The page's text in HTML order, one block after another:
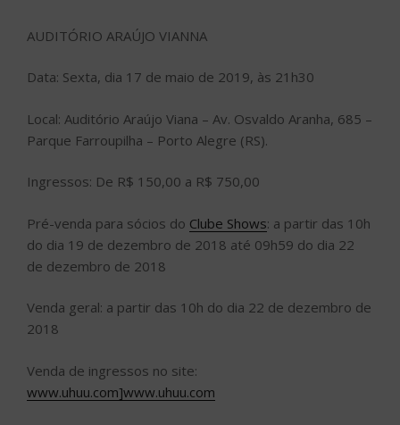
AUDITÓRIO ARAÚJO VIANNA
Data: Sexta, dia 17 de maio de 2019, às 21h30
Local: Auditório Araújo Viana – Av. Osvaldo Aranha, 685 –
Parque Farroupilha – Porto Alegre (RS).
Ingressos: De R$ 150,00 a R$ 750,00
Pré-venda para sócios do Clube Shows: a partir das 10h
do dia 19 de dezembro de 2018 até 09h59 do dia 22
de dezembro de 2018
Venda geral: a partir das 10h do dia 22 de dezembro de
2018
Venda de ingressos no site:
www.uhuu.com]www.uhuu.com